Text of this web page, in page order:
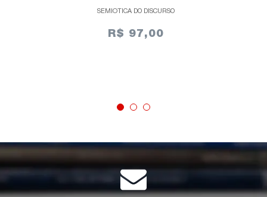
SEMIÓTICA DO DISCURSO
R$ 97,00
ESGOTADO